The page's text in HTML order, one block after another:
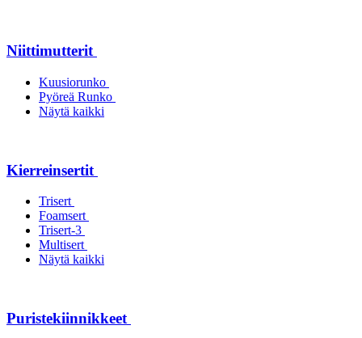
Niittimutterit
Kuusiorunko
Pyöreä Runko
Näytä kaikki
Kierreinsertit
Trisert
Foamsert
Trisert-3
Multisert
Näytä kaikki
Puristekiinnikkeet